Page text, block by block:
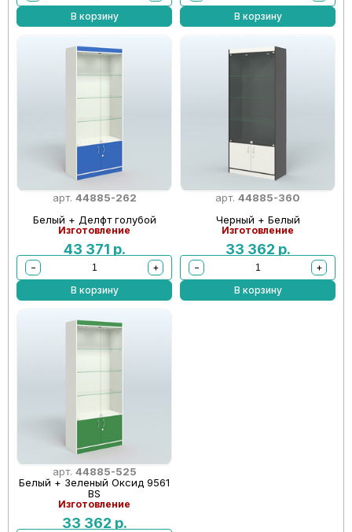
В корзину
В корзину
арт. 44885-262
Белый + Делфт голубой
Изготовление
43 371 р.
−
+
В корзину
арт. 44885-360
Черный + Белый
Изготовление
33 362 р.
−
+
В корзину
арт. 44885-525
Белый + Зеленый Оксид 9561
BS
Изготовление
33 362 р.